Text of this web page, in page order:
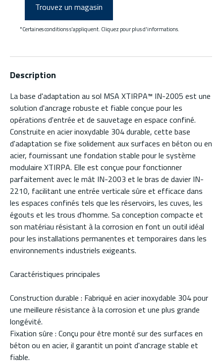
Trouvez un magasin
*Certaines conditions s'appliquent. Cliquez pour plus d'informations.
Description
La base d'adaptation au sol MSA XTIRPA™ IN-2005 est une
solution d'ancrage robuste et fiable conçue pour les
opérations d'entrée et de sauvetage en espace confiné.
Construite en acier inoxydable 304 durable, cette base
d'adaptation se fixe solidement aux surfaces en béton ou en
acier, fournissant une fondation stable pour le système
modulaire XTIRPA. Elle est conçue pour fonctionner
parfaitement avec le mât IN-2003 et le bras de davier IN-
2210, facilitant une entrée verticale sûre et efficace dans
les espaces confinés tels que les réservoirs, les cuves, les
égouts et les trous d'homme. Sa conception compacte et
son matériau résistant à la corrosion en font un outil idéal
pour les installations permanentes et temporaires dans les
environnements industriels exigeants.
Caractéristiques principales
Construction durable : Fabriqué en acier inoxydable 304 pour
une meilleure résistance à la corrosion et une plus grande
longévité.
Fixation sûre : Conçu pour être monté sur des surfaces en
béton ou en acier, il garantit un point d'ancrage stable et
fiable.